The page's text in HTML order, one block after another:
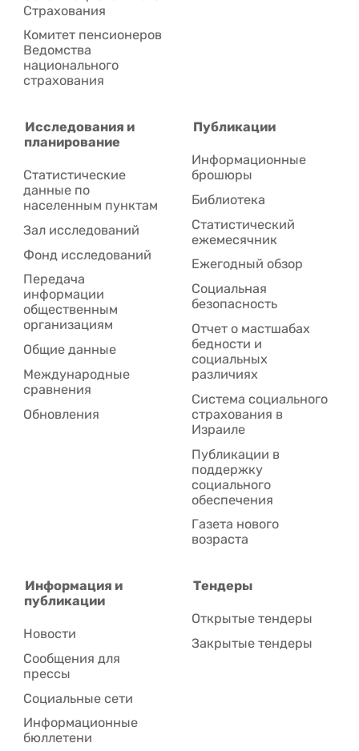
Cтрахования
Комитет пенсионеров
Ведомства
национального
страхования
Исследования и
планирование
Статистические
данные по
населенным пунктам
Зал исследований
Фонд исследований
Передача
информации
общественным
организациям
Общие данные
Международные
сравнения
Обновления
Публикации
Информационные
брошюры
Библиотека
Статистический
ежемесячник
Ежегодный обзор
Социальная
безопасность
Отчет о мастшабах
бедности и
социальных
различиях
Система социального
страхования в
Израиле
Публикации в
поддержку
социального
обеспечения
Газета нового
возраста
Информация и
публикации
Новости
Сообщения для
прессы
Социальные сети
Информационные
бюллетени
Тендеры
Открытые тендеры
Закрытые тендеры